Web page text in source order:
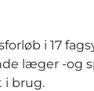
i 17
læger -og
i brug.